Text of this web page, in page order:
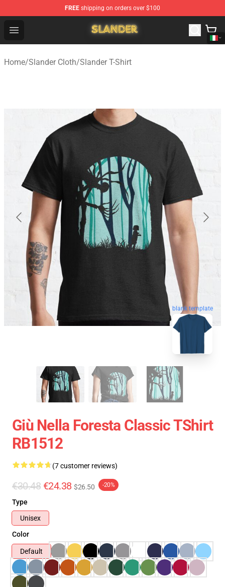
FREE shipping on orders over $100
Open menu
Slander Shop - Official Slander Merchandise Store
Home/Slander Cloth/Slander T-Shirt
blank template
Giù Nella Foresta Classic TShirt
RB1512
(7 customer reviews)
€30.48 €24.38 $26.50 -20%
Type
Unisex
Color
Default